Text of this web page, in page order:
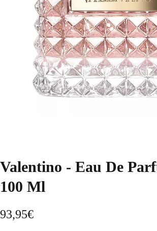
Valentino - Eau De
100 Ml
93,95€